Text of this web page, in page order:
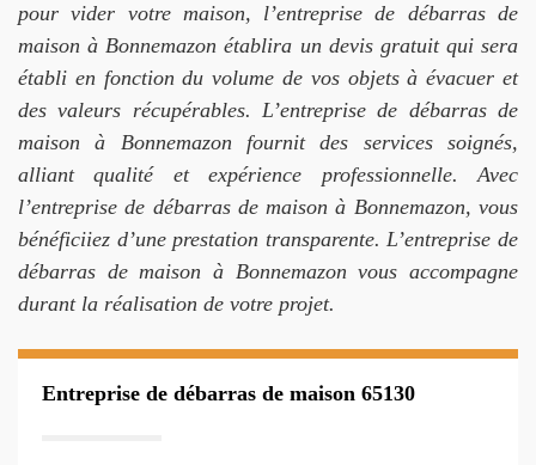
pour vider votre maison, l’entreprise de débarras de
maison à Bonnemazon établira un devis gratuit qui sera
établi en fonction du volume de vos objets à évacuer et
des valeurs récupérables. L’entreprise de débarras de
maison à Bonnemazon fournit des services soignés,
alliant qualité et expérience professionnelle. Avec
l’entreprise de débarras de maison à Bonnemazon, vous
bénéficiiez d’une prestation transparente. L’entreprise de
débarras de maison à Bonnemazon vous accompagne
durant la réalisation de votre projet.
Entreprise de débarras de maison 65130